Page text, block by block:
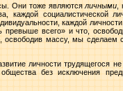
Они тоже являютсяличными,
каждой социалистической
каждой
всего» и что,
освободив массу, мы сделаем
личности трудящегося
без исключения